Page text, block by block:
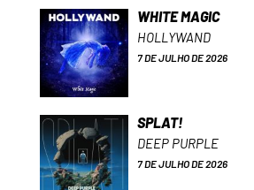
WHITE MAGIC
HOLLYWAND
7 DE JULHO DE 2026
SPLAT!
DEEP PURPLE
7 DE JULHO DE 2026